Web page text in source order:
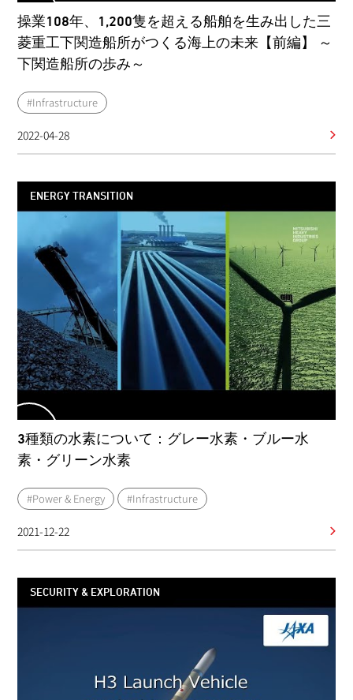
操業108年、1,200隻を超える船舶を生み出した三
菱重工下関造船所がつくる海上の未来【前編】 ～
下関造船所の歩み～
#Infrastructure
2022-04-28
ENERGY TRANSITION
3種類の水素について：グレー水素・ブルー水
素・グリーン水素
#Power & Energy #Infrastructure
2021-12-22
SECURITY & EXPLORATION